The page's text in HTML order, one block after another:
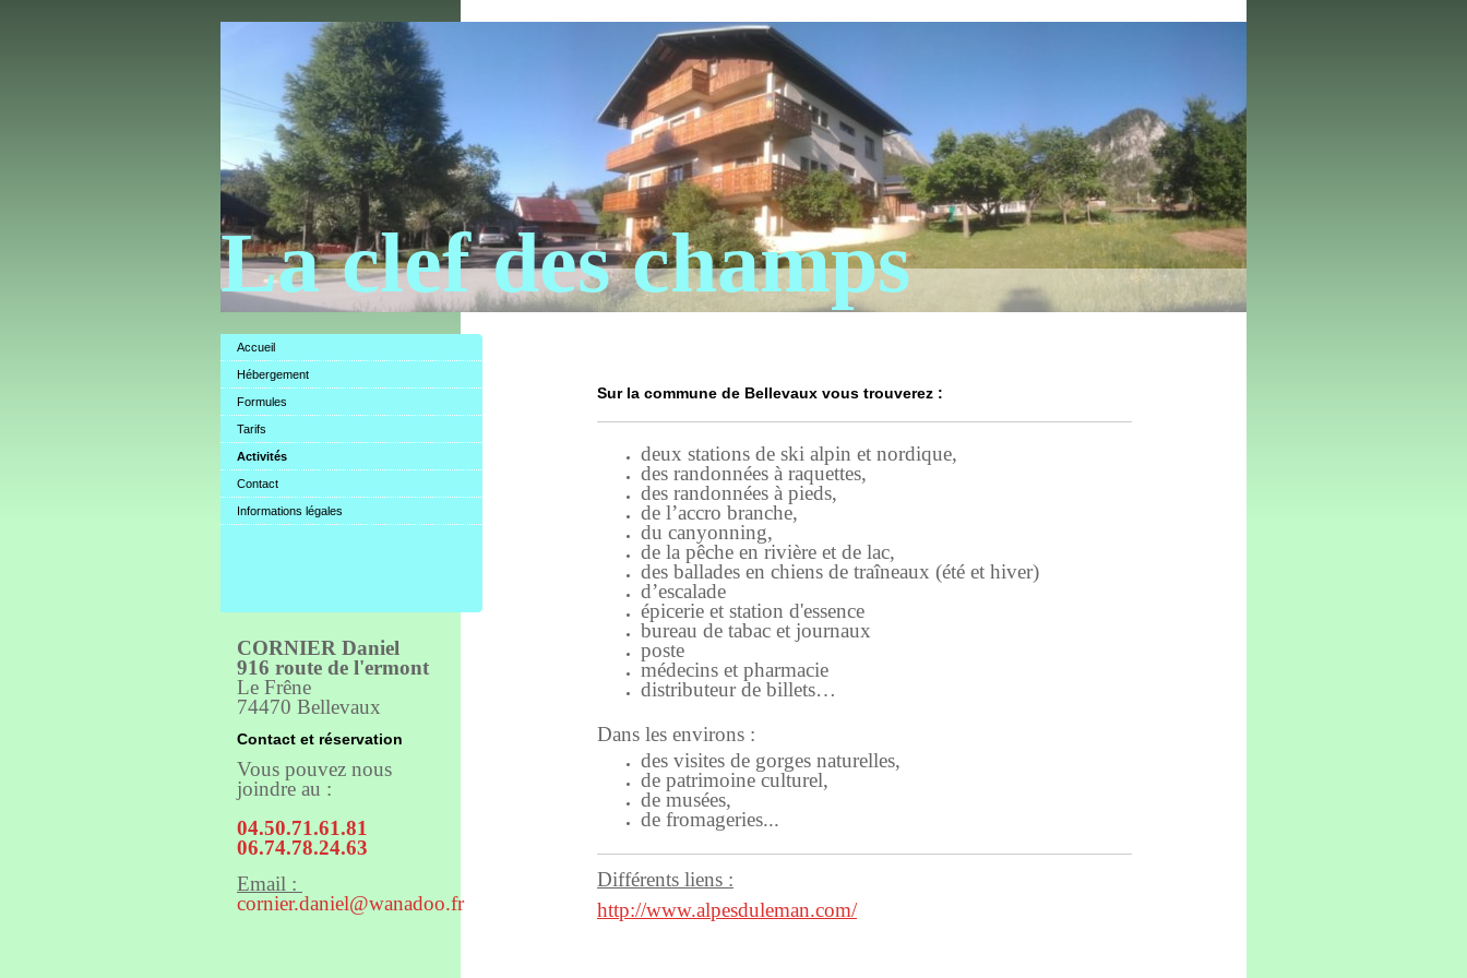
La clef des champs
Sur la commune de Bellevaux vous trouverez :
deux stations de ski alpin et nordique,
des randonnées à raquettes,
des randonnées à pieds,
de l’accro branche,
du canyonning,
de la pêche en rivière et de lac,
des ballades en chiens de traîneaux (été et hiver)
d’escalade
épicerie et station d'essence
bureau de tabac et journaux
poste
médecins et pharmacie
distributeur de billets…
Dans les environs :
des visites de gorges naturelles,
de patrimoine culturel,
de musées,
de fromageries...
Différents liens :
http://www.alpesduleman.com/
Accueil
Hébergement
Formules
Tarifs
Activités
Contact
Informations légales
CORNIER Daniel
916 route de l'ermont
Le Frêne
74470 Bellevaux
Contact et réservation
Vous pouvez nous
joindre au :
04.50.71.61.81
06.74.78.24.63
Email :
cornier.daniel@wanadoo.fr